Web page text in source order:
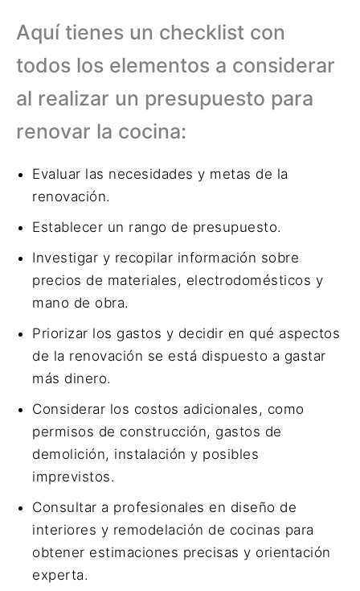
Aquí tienes un checklist con
todos los elementos a considerar
al realizar un presupuesto para
renovar la cocina:
Evaluar las necesidades y metas de la
renovación.
Establecer un rango de presupuesto.
Investigar y recopilar información sobre
precios de materiales, electrodomésticos y
mano de obra.
Priorizar los gastos y decidir en qué aspectos
de la renovación se está dispuesto a gastar
más dinero.
Considerar los costos adicionales, como
permisos de construcción, gastos de
demolición, instalación y posibles
imprevistos.
Consultar a profesionales en diseño de
interiores y remodelación de cocinas para
obtener estimaciones precisas y orientación
experta.